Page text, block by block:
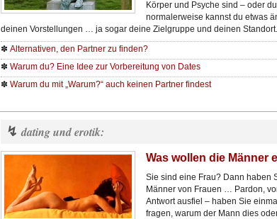
Körper und Psyche sind – oder
normalerweise kannst du etwas
deinen Vorstellungen … ja sogar deine Zielgruppe und deinen
✽ Alternativen, den Partner zu finden?
✽ Warum du? Eine Idee zur Vorbereitung von Dates
✽ Warum du mit „Warum?“ auch keinen Partner findest
↯ dating und erotik:
Was wollen die Männer
Sie sind eine Frau? Dann haben
Männer von Frauen … Pardon,
Antwort ausfiel – haben Sie
fragen, warum der Mann dies